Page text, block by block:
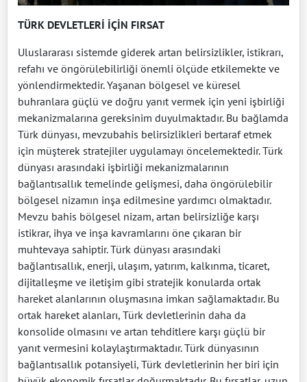
TÜRK DEVLETLERİ İÇİN FIRSAT
Uluslararası sistemde giderek artan belirsizlikler, istikrarı,
refahı ve öngörülebilirliği önemli ölçüde etkilemekte ve
yönlendirmektedir. Yaşanan bölgesel ve küresel
buhranlara güçlü ve doğru yanıt vermek için yeni işbirliği
mekanizmalarına gereksinim duyulmaktadır. Bu bağlamda
Türk dünyası, mevzubahis belirsizlikleri bertaraf etmek
için müşterek stratejiler uygulamayı öncelemektedir. Türk
dünyası arasındaki işbirliği mekanizmalarının
bağlantısallık temelinde gelişmesi, daha öngörülebilir
bölgesel nizamın inşa edilmesine yardımcı olmaktadır.
Mevzu bahis bölgesel nizam, artan belirsizliğe karşı
istikrar, ihya ve inşa kavramlarını öne çıkaran bir
muhtevaya sahiptir. Türk dünyası arasındaki
bağlantısallık, enerji, ulaşım, yatırım, kalkınma, ticaret,
dijitalleşme ve iletişim gibi stratejik konularda ortak
hareket alanlarının oluşmasına imkan sağlamaktadır. Bu
ortak hareket alanları, Türk devletlerinin daha da
konsolide olmasını ve artan tehditlere karşı güçlü bir
yanıt vermesini kolaylaştırmaktadır. Türk dünyasının
bağlantısallık potansiyeli, Türk devletlerinin her biri için